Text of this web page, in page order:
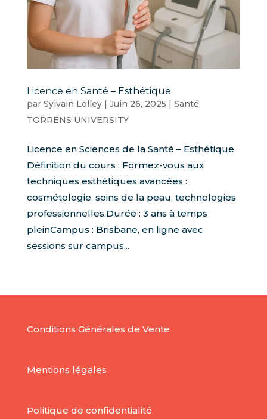
Licence en Santé – Esthétique
par Sylvain Lolley| Juin 26, 2025 | Santé,
TORRENS UNIVERSITY
Licence en Sciences de la Santé – Esthétique
Définition du cours : Formez-vous aux
techniques esthétiques avancées :
cosmétologie, soins de la peau, technologies
professionnelles.Durée : 3 ans à temps
pleinCampus : Brisbane, en ligne avec
sessions sur campus...
Conditions Générales de Vente
Mentions légales
Politique de confidentialité